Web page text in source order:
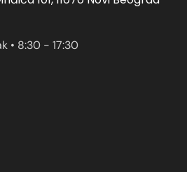
• 8:30 - 17:30